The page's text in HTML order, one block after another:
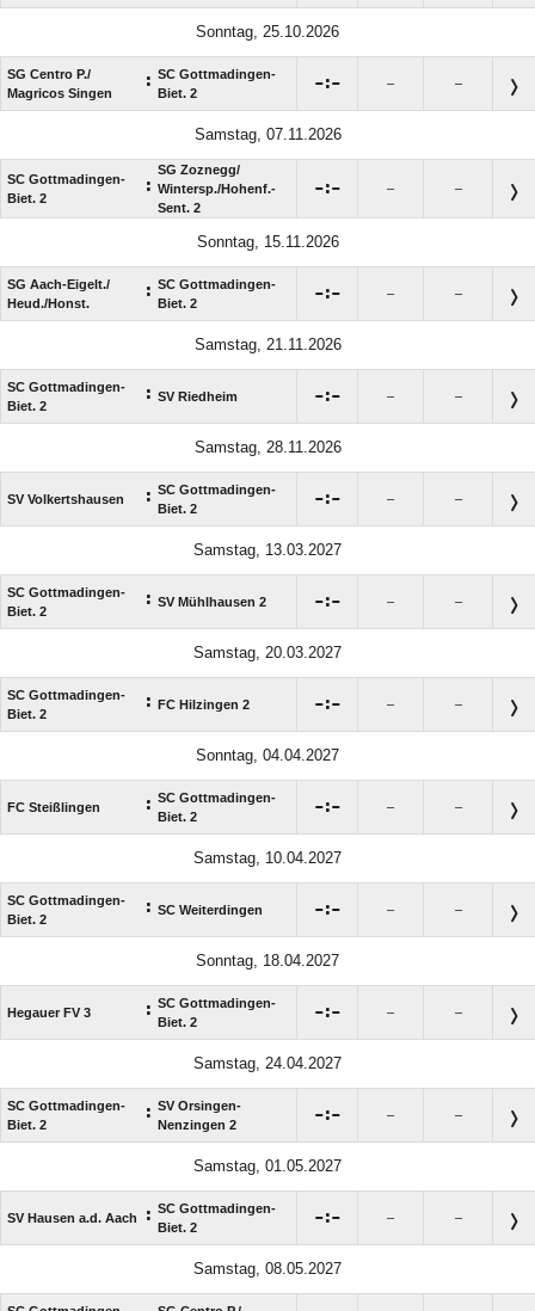
Sonntag, 25.10.2026
SG Centro P./​
Magricos Singen
: SC Gottmadingen-
Biet. 2
: – –
Samstag, 07.11.2026
SC Gottmadingen-
Biet. 2
:
SG Zoznegg/​
Wintersp./​Hohenf.-
Sent. 2
: – –
Sonntag, 15.11.2026
SG Aach-Eigelt./​
Heud./​Honst.
: SC Gottmadingen-
Biet. 2
: – –
Samstag, 21.11.2026
SC Gottmadingen-
Biet. 2
: SV Riedheim : – –
Samstag, 28.11.2026
SV Volkertshausen : SC Gottmadingen-
Biet. 2
: – –
Samstag, 13.03.2027
SC Gottmadingen-
Biet. 2
: SV Mühlhausen 2 : – –
Samstag, 20.03.2027
SC Gottmadingen-
Biet. 2
: FC Hilzingen 2 : – –
Sonntag, 04.04.2027
FC Steißlingen : SC Gottmadingen-
Biet. 2
: – –
Samstag, 10.04.2027
SC Gottmadingen-
Biet. 2
: SC Weiterdingen : – –
Sonntag, 18.04.2027
Hegauer FV 3 : SC Gottmadingen-
Biet. 2
: – –
Samstag, 24.04.2027
SC Gottmadingen-
Biet. 2
: SV Orsingen-
Nenzingen 2
: – –
Samstag, 01.05.2027
SV Hausen a.d. Aach : SC Gottmadingen-
Biet. 2
: – –
Samstag, 08.05.2027